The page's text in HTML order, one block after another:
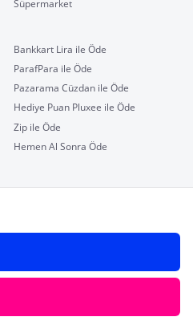
Süpermarket
Bankkart Lira ile Öde
ParafPara ile Öde
Pazarama Cüzdan ile Öde
Hediye Puan Pluxee ile Öde
Zip ile Öde
Hemen Al Sonra Öde